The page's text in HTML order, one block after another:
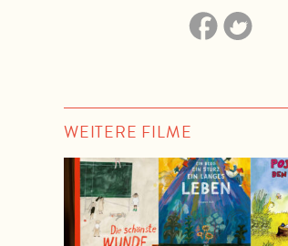
WEITERE FILME